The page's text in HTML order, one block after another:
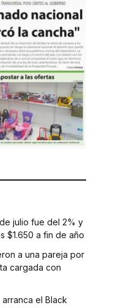
julio fue del 2% y
$1.650 a fin de año
a una pareja por
cargada con
el Black